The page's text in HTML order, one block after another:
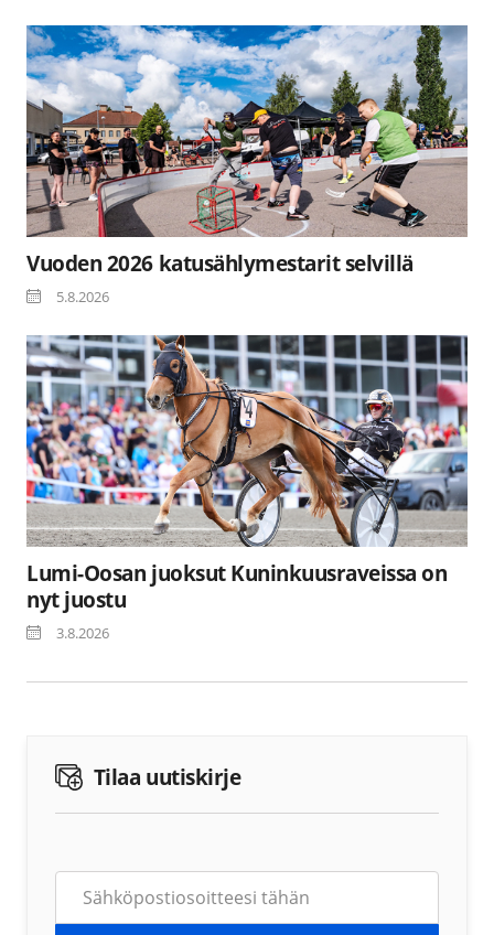
Vuoden 2026 katusählymestarit selvillä
5.8.2026
Lumi-Oosan juoksut Kuninkuusraveissa on
nyt juostu
3.8.2026
Tilaa uutiskirje